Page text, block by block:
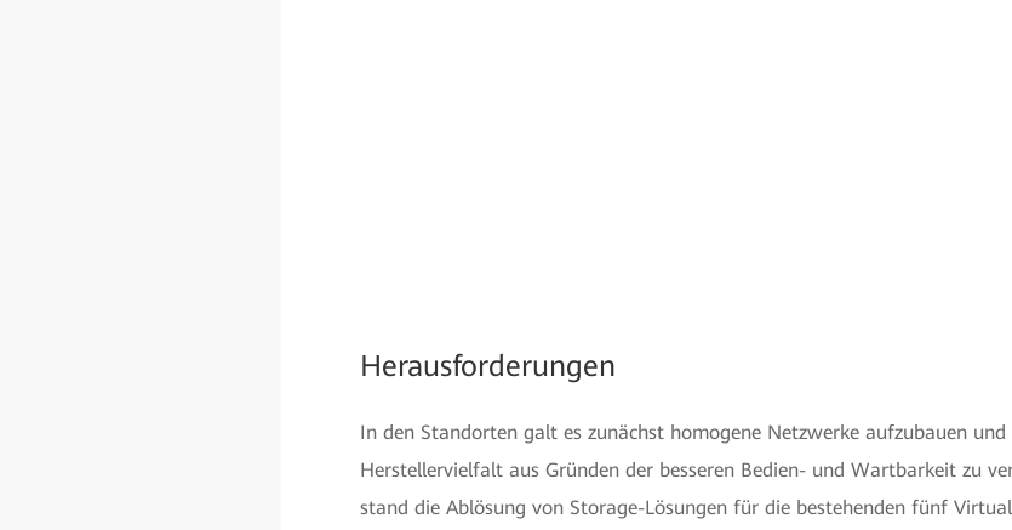
Herausforderungen
In den Standorten galt es zunächst homogene Netzwerke aufzubauen und
Herstellervielfalt aus Gründen der besseren Bedien- und Wartbarkeit zu
stand die Ablösung von Storage-Lösungen für die bestehenden fünf